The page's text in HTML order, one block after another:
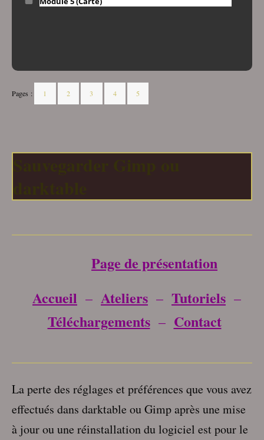
Pages : 1 2 3 4 5
Page de présentation
Accueil – Ateliers – Tutoriels –
Téléchargements– Contact
La perte des réglages et préférences que vous avez
effectués dans darktable ou Gimp après une mise
à jour ou une réinstallation du logiciel est pour le